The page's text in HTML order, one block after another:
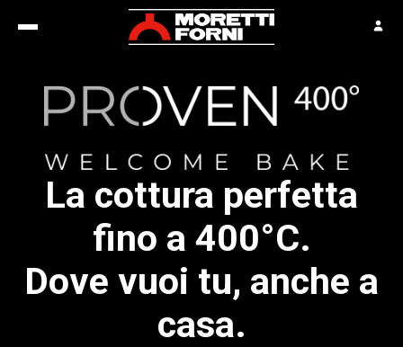
La cottura perfetta
fino a 400°C.
Dove vuoi tu, anche a
casa.